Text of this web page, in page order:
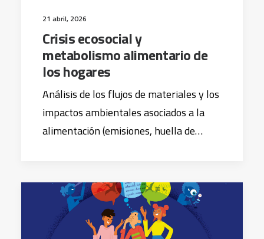
21 abril, 2026
Crisis ecosocial y
metabolismo alimentario de
los hogares
Análisis de los flujos de materiales y los
impactos ambientales asociados a la
alimentación (emisiones, huella de…